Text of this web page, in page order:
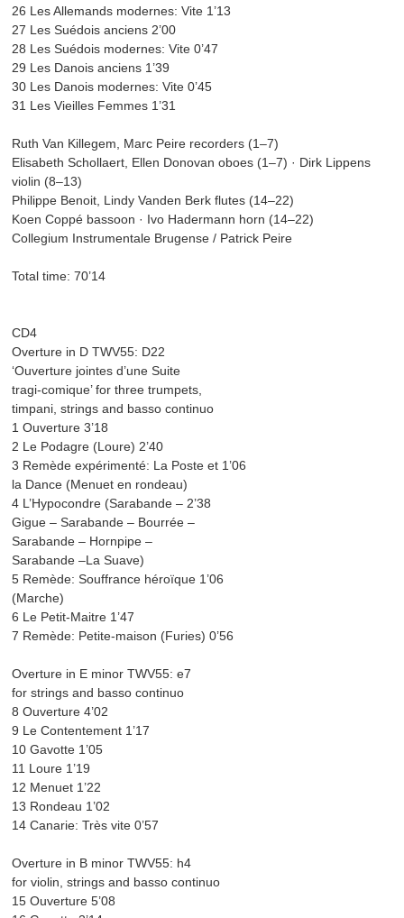
26 Les Allemands modernes: Vite 1’13
27 Les Suédois anciens 2’00
28 Les Suédois modernes: Vite 0’47
29 Les Danois anciens 1’39
30 Les Danois modernes: Vite 0’45
31 Les Vieilles Femmes 1’31
Ruth Van Killegem, Marc Peire recorders (1–7)
Elisabeth Schollaert, Ellen Donovan oboes (1–7) · Dirk Lippens
violin (8–13)
Philippe Benoit, Lindy Vanden Berk flutes (14–22)
Koen Coppé bassoon · Ivo Hadermann horn (14–22)
Collegium Instrumentale Brugense / Patrick Peire
Total time: 70’14
CD4
Overture in D TWV55: D22
‘Ouverture jointes d’une Suite
tragi-comique’ for three trumpets,
timpani, strings and basso continuo
1 Ouverture 3’18
2 Le Podagre (Loure) 2’40
3 Remède expérimenté: La Poste et 1’06
la Dance (Menuet en rondeau)
4 L’Hypocondre (Sarabande – 2’38
Gigue – Sarabande – Bourrée –
Sarabande – Hornpipe –
Sarabande –La Suave)
5 Remède: Souffrance héroïque 1’06
(Marche)
6 Le Petit-Maitre 1’47
7 Remède: Petite-maison (Furies) 0’56
Overture in E minor TWV55: e7
for strings and basso continuo
8 Ouverture 4’02
9 Le Contentement 1’17
10 Gavotte 1’05
11 Loure 1’19
12 Menuet 1’22
13 Rondeau 1’02
14 Canarie: Très vite 0’57
Overture in B minor TWV55: h4
for violin, strings and basso continuo
15 Ouverture 5’08